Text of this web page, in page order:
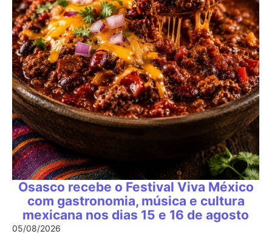
Osasco recebe o Festival Viva México
com gastronomia, música e cultura
mexicana nos dias 15 e 16 de agosto
05/08/2026